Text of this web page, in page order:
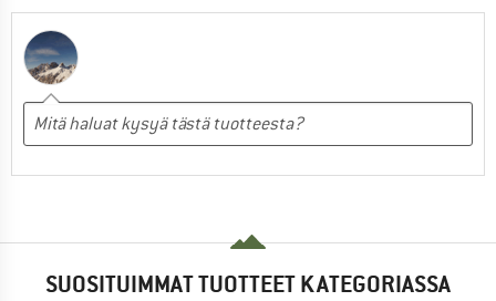
SUOSITUIMMAT TUOTTEET KATEGORIASSA